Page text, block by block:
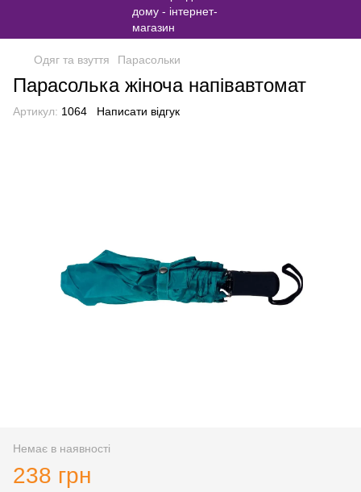
Одяг та взуття Парасольки
Парасолька жіноча напівавтомат
Артикул: 1064 Написати відгук
Немає в наявності
238 грн